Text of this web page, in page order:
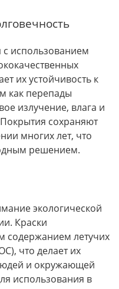
с использованием
их устойчивость к
как перепады
излучение, влага и
сохраняют
многих лет, что
решением.
экологической
Краски
содержанием летучих
что делает их
и окружающей
использования в